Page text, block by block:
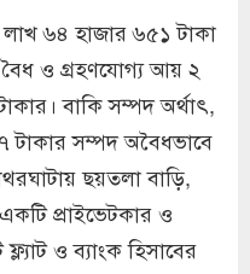
৬৪ হাজার ৬৫১ টাকা
বৈধ ও গ্রহণযোগ্য আয় ২
বাকি সম্পদ অর্থাৎ,
সম্পদ অবৈধভাবে
ছয়তলা বাড়ি,
প্রাইভেটকার ও
ও ব্যাংক হিসাবের